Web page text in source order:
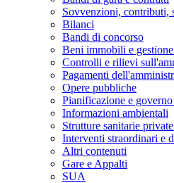
Sovvenzioni, contributi,
Bilanci
Bandi di concorso
Beni immobili e
Controlli e rilievi
Pagamenti
Opere pubbliche
Pianificazione e
Informazioni ambientali
Strutture sanitarie
Interventi straordinari e
Altri contenuti
Gare e Appalti
SUA